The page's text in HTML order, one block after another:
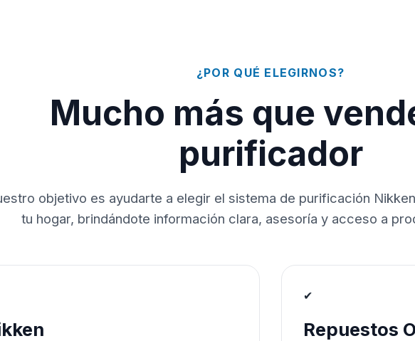
¿POR QUÉ ELEGIRNOS?
Mucho más que
purificador
objetivo es ayudarte a elegir el sistema de purificación
tu hogar, brindándote información clara, asesoría y acceso a
✔
Repuestos